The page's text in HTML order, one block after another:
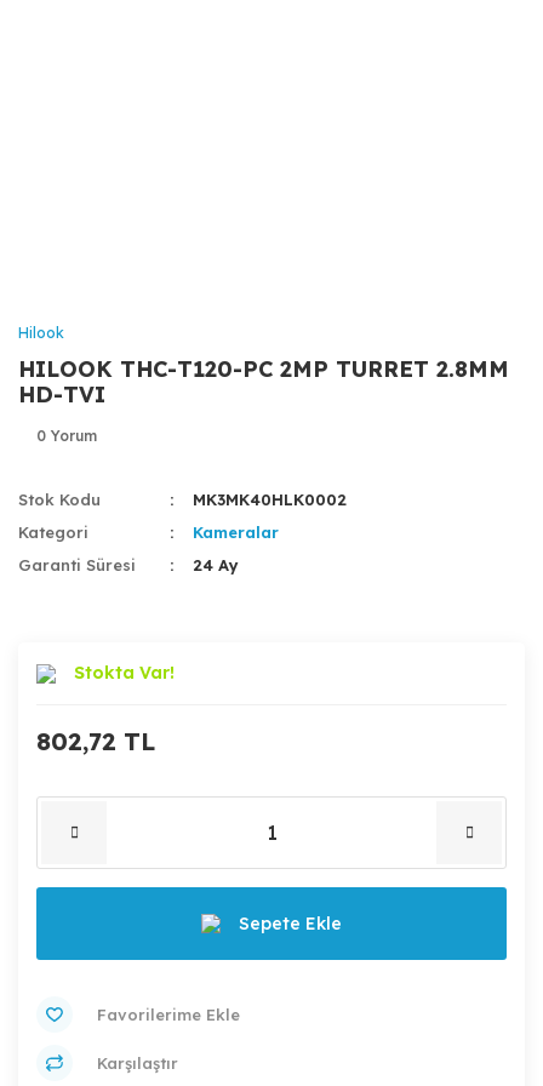
Hilook
HILOOK THC-T120-PC 2MP TURRET 2.8MM
HD-TVI
0 Yorum
Stok Kodu
MK3MK40HLK0002
Kategori
Kameralar
Garanti Süresi
24 Ay
Stokta Var!
802,72 TL
Sepete Ekle
Karşılaştır